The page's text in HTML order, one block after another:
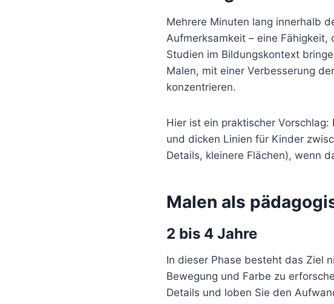
Mehrere Minuten lang innerhalb
Aufmerksamkeit – eine
Studien im Bildungskontext
Malen, mit einer Verbesserung
konzentrieren.
Hier ist ein praktischer
und dicken Linien für Kinder
Details, kleinere Flächen), wenn
Malen als
2 bis 4 Jahre
In dieser Phase besteht das Ziel
Bewegung und Farbe zu
Details und loben Sie den